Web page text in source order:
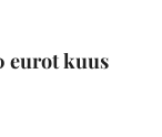
eurot kuus